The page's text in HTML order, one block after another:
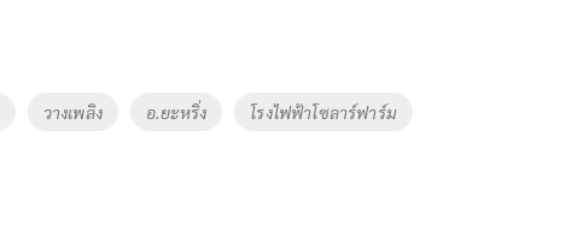
วางเพลิง อ.ยะหริ่ง โรงไฟฟ้าโซลาร์ฟาร์ม